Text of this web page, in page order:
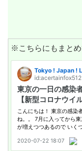
※こちらにもまと